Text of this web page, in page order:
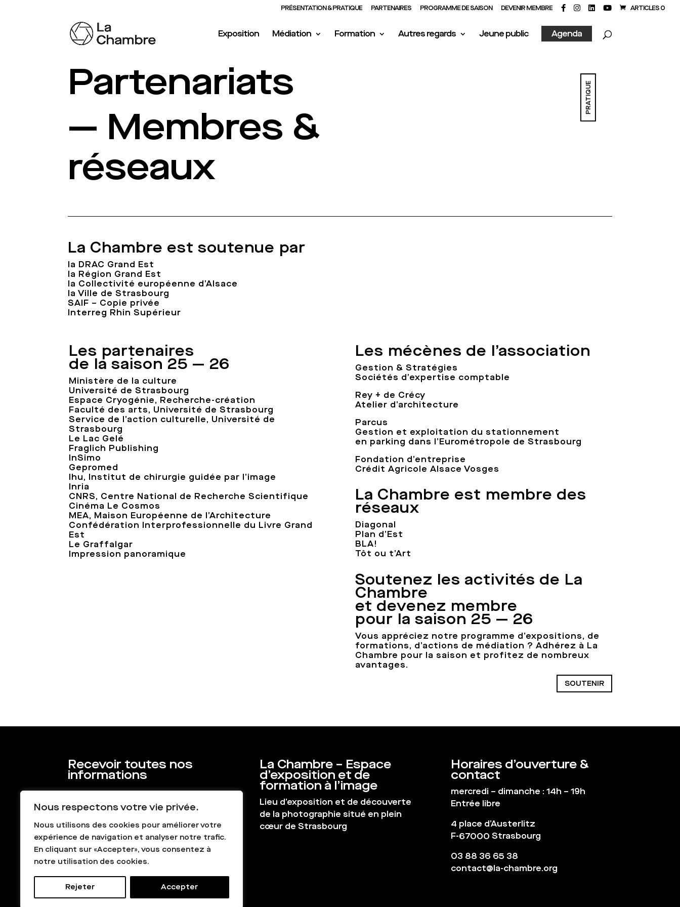
Nous respectons votre vie privée.
Nous utilisons des cookies pour améliorer votre
expérience de navigation et analyser notre trafic.
En cliquant sur «Accepter», vous consentez à
notre utilisation des cookies.
Rejeter Accepter
PRÉSENTATION & PRATIQUE PARTENAIRES PROGRAMME DE SAISON DEVENIR MEMBRE ARTICLES 0
Exposition Médiation Formation Autres regards Jeune public Agenda
Partenariats
— Membres &
réseaux
PRATIQUE
La Chambre est soutenue par
la DRAC Grand Est
la Région Grand Est
la Collectivité européenne d’Alsace
la Ville de Strasbourg
SAIF – Copie privée
Interreg Rhin Supérieur
Les partenaires
de la saison 25 — 26
Ministère de la culture
Université de Strasbourg
Espace Cryogénie, Recherche-création
Faculté des arts, Université de Strasbourg
Service de l’action culturelle, Université de
Strasbourg
Le Lac Gelé
Fraglich Publishing
InSimo
Gepromed
Ihu, Institut de chirurgie guidée par l’image
Inria
CNRS, Centre National de Recherche Scientifique
Cinéma Le Cosmos
MEA, Maison Européenne de l’Architecture
Confédération Interprofessionnelle du Livre Grand
Est
Le Graffalgar
Impression panoramique
Les mécènes de l’association
Gestion & Stratégies
Sociétés d’expertise comptable
Rey + de Crécy
Atelier d’architecture
Parcus
Gestion et exploitation du stationnement
en parking dans l’Eurométropole de Strasbourg
Fondation d’entreprise
Crédit Agricole Alsace Vosges
La Chambre est membre des
réseaux
Diagonal
Plan d’Est
BLA!
Tôt ou t’Art
Soutenez les activités de La
Chambre
et devenez membre
pour la saison 25 — 26
Vous appréciez notre programme d’expositions, de
formations, d’actions de médiation ? Adhérez à La
Chambre pour la saison et profitez de nombreux
avantages.
SOUTENIR
Recevoir toutes nos
informations
La Chambre – Espace
d’exposition et de
formation à l’image
Lieu d’exposition et de découverte
de la photographie situé en plein
cœur de Strasbourg
Horaires d’ouverture &
contact
mercredi – dimanche : 14h – 19h
Entrée libre
4 place d’Austerlitz
F-67000 Strasbourg
03 88 36 65 38
contact@la-chambre.org